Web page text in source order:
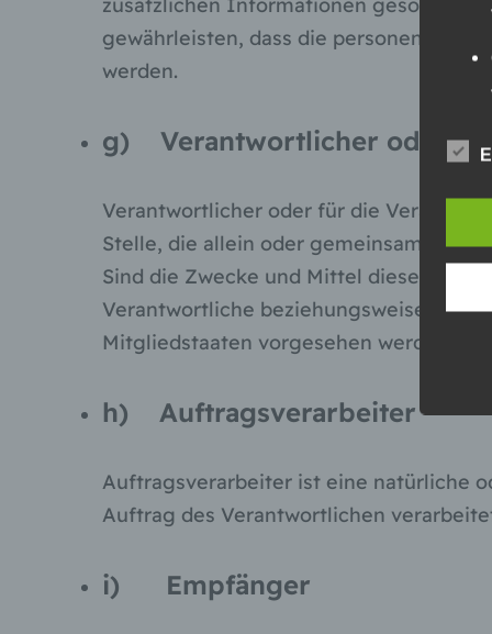
zusätzlichen Informationen gesondert
gewährleisten, dass die
werden.
g) Verantwortlicher oder für
Verantwortlicher oder für die
Stelle, die allein oder gemeinsam mit
Sind die Zwecke und Mittel dieser
Verantwortliche beziehungsweise
Mitgliedstaaten vorgesehen werden.
h) Auftragsverarbeiter
Auftragsverarbeiter ist eine natürliche
Auftrag des Verantwortlichen
i) Empfänger